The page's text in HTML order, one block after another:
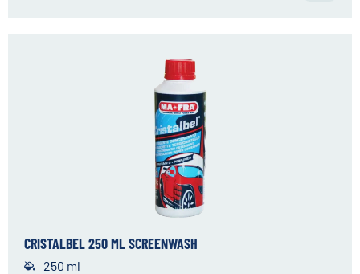
CRISTALBEL 250 ML SCREENWASH
250 ml